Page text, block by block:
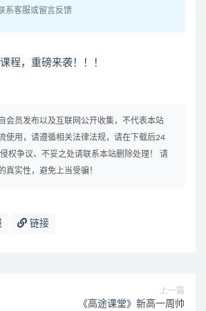
系客服或留言反馈
程，重磅来袭！！！
会员发布以及互联网公开收集，不代表本站
使用，请遵循相关法律法规，请在下载后24
权争议、不妥之处请联系本站删除处理！ 请
真实性，避免上当受骗！
链接
上一篇
《高途课堂》新高一周帅